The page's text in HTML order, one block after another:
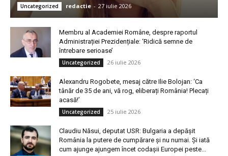
Uncategorized redactie - 27 iulie 2026
Membru al Academiei Române, despre raportul
Administrației Prezidențiale: ‘Ridică semne de
întrebare serioase’
Uncategorized 26 iulie 2026
Alexandru Rogobete, mesaj către Ilie Bolojan: ‘Ca
tânăr de 35 de ani, vă rog, eliberați România! Plecați
acasă!’
Uncategorized 25 iulie 2026
Claudiu Năsui, deputat USR: Bulgaria a depășit
România la putere de cumpărare și nu numai. Și iată
cum ajunge ajungem încet codașii Europei peste...